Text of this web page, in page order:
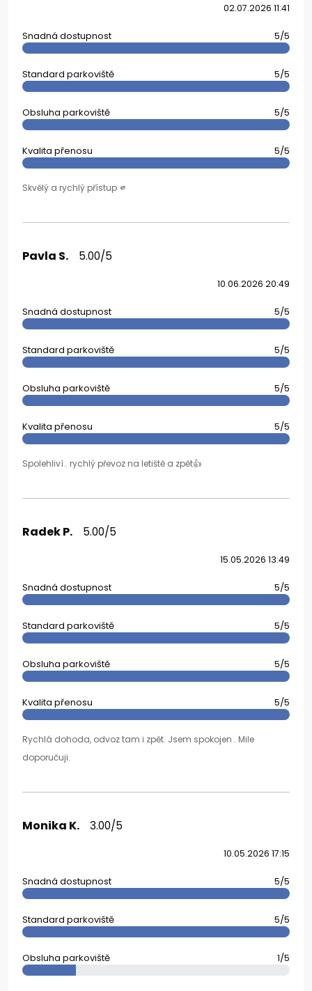
02.07.2026 11:41
Snadná dostupnost 5/5
Standard parkoviště 5/5
Obsluha parkoviště 5/5
Kvalita přenosu 5/5
Skvělý a rychlý přístup 🫵
Pavla S. 5.00/5
10.06.2026 20:49
Snadná dostupnost 5/5
Standard parkoviště 5/5
Obsluha parkoviště 5/5
Kvalita přenosu 5/5
Spolehliví.. rychlý převoz na letiště a zpět👍
Radek P. 5.00/5
15.05.2026 13:49
Snadná dostupnost 5/5
Standard parkoviště 5/5
Obsluha parkoviště 5/5
Kvalita přenosu 5/5
Rychlá dohoda, odvoz tam i zpět. Jsem spokojen . Mile
doporučuji.
Monika K. 3.00/5
10.05.2026 17:15
Snadná dostupnost 5/5
Standard parkoviště 5/5
Obsluha parkoviště 1/5